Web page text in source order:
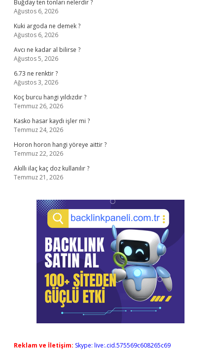
Buğday ten tonları nelerdir ?
Ağustos 6, 2026
Kuki argoda ne demek ?
Ağustos 6, 2026
Avcı ne kadar al bilirse ?
Ağustos 5, 2026
6.73 ne renktir ?
Ağustos 3, 2026
Koç burcu hangi yıldızdır ?
Temmuz 26, 2026
Kasko hasar kaydı işler mi ?
Temmuz 24, 2026
Horon horon hangi yöreye aittir ?
Temmuz 22, 2026
Akıllı ilaç kaç doz kullanılır ?
Temmuz 21, 2026
Reklam ve İletişim: Skype: live:.cid.575569c608265c69